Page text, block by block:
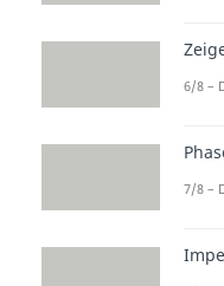
Aus
die
6/8 –
7/8 –